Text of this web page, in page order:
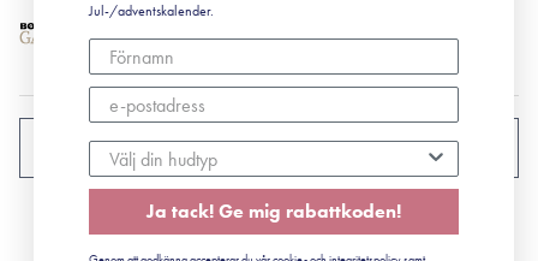
SVERIGE
CVR: 41492252
Jul-/adventskalender.
Ja tack! Ge mig rabattkoden!